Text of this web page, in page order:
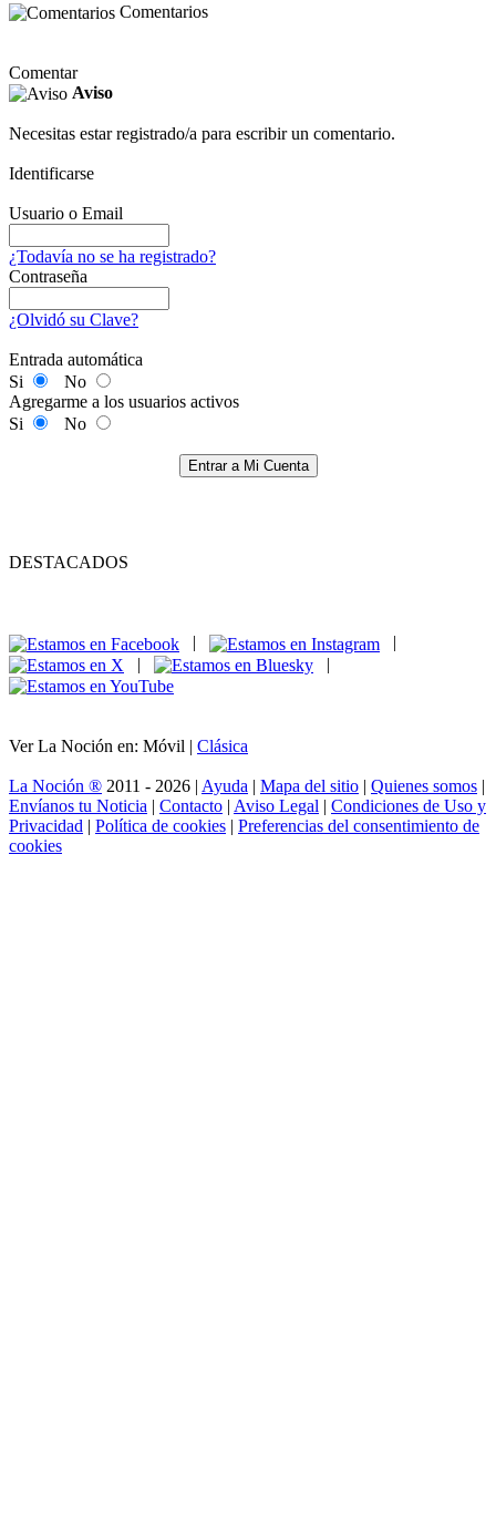
Comentarios
Comentar
Aviso
Necesitas estar registrado/a para escribir un comentario.
Identificarse
Usuario o Email
¿Todavía no se ha registrado?
Contraseña
¿Olvidó su Clave?
Entrada automática
Si
No
Agregarme a los usuarios activos
Si
No
Entrar a Mi Cuenta
DESTACADOS
|
|
Ver La Noción en: Móvil | Clásica
La Noción ® 2011 - 2026 | Ayuda | Mapa del sitio | Quienes somos |
Envíanos tu Noticia | Contacto | Aviso Legal | Condiciones de Uso y
Privacidad | Política de cookies | Preferencias del consentimiento de
cookies